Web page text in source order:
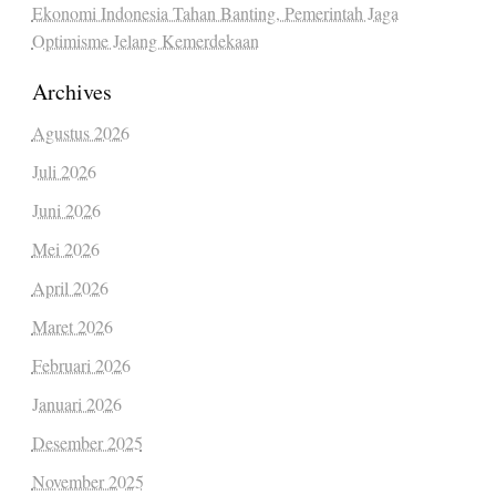
Ekonomi Indonesia Tahan Banting, Pemerintah Jaga
Optimisme Jelang Kemerdekaan
Archives
Agustus 2026
Juli 2026
Juni 2026
Mei 2026
April 2026
Maret 2026
Februari 2026
Januari 2026
Desember 2025
November 2025